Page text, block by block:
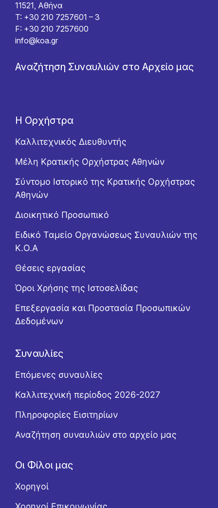
11521, Αθήνα
T: +30 210 7257601 – 3
F: +30 210 7257600
info@koa.gr
Αναζήτηση Συναυλιών στο Αρχείο μας
Η Ορχήστρα
Καλλιτεχνικός Διευθυντής
Μέλη Κρατικής Ορχήστρας Αθηνών
Σύντομο Ιστορικό της Κρατικής Ορχήστρας
Αθηνών
Διοικητικό Προσωπικό
Ειδικό Ταμείο Οργανώσεως Συναυλιών της
Κ.Ο.Α
Θέσεις εργασίας
Όροι Χρήσης της Ιστοσελίδας
Επεξεργασία και Προστασία Προσωπικών
Δεδομένων
Συναυλίες
Επόμενες συναυλίες
Καλλιτεχνική περίοδος 2026-2027
Πληροφορίες Εισιτηρίων
Αναζήτηση συναυλιών στο αρχείο μας
Οι Φίλοι μας
Χορηγοί